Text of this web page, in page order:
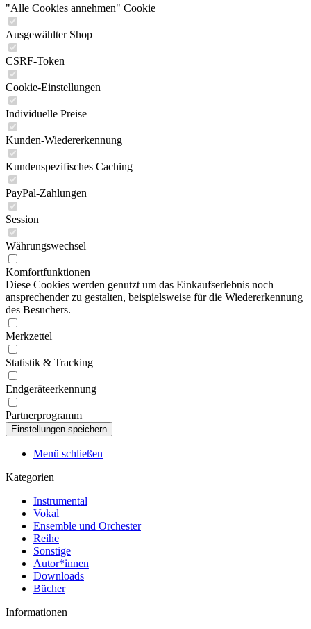
"Alle Cookies annehmen" Cookie
Ausgewählter Shop
CSRF-Token
Cookie-Einstellungen
Individuelle Preise
Kunden-Wiedererkennung
Kundenspezifisches Caching
PayPal-Zahlungen
Session
Währungswechsel
Komfortfunktionen
Diese Cookies werden genutzt um das Einkaufserlebnis noch
ansprechender zu gestalten, beispielsweise für die Wiedererkennung
des Besuchers.
Merkzettel
Statistik & Tracking
Endgeräteerkennung
Partnerprogramm
Menü schließen
Kategorien
Instrumental
Vokal
Ensemble und Orchester
Reihe
Sonstige
Autor*innen
Downloads
Bücher
Informationen